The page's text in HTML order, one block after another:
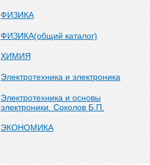
ФИЗИКА
ФИЗИКА(общий каталог)
ХИМИЯ
Электротехника и электроника
Электротехника и основы
электроники. Соколов Б.П.
ЭКОНОМИКА